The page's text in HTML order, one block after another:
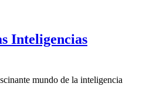
Inteligencias
mundo de la inteligencia